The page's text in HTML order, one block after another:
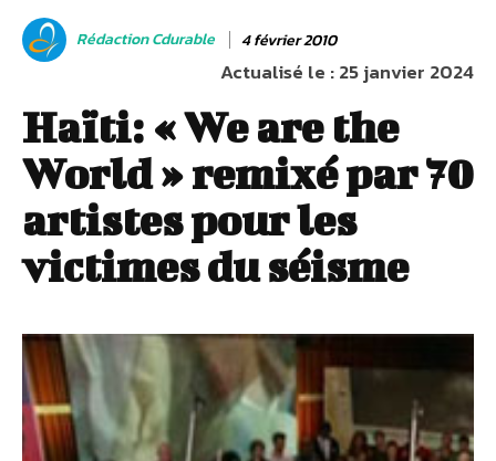
Rédaction Cdurable 4 février 2010
Actualisé le :25 janvier 2024
Haïti: « We are the
World » remixé par 70
artistes pour les
victimes du séisme